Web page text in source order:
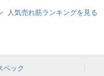
人気売れ筋ランキングを見る
ペック